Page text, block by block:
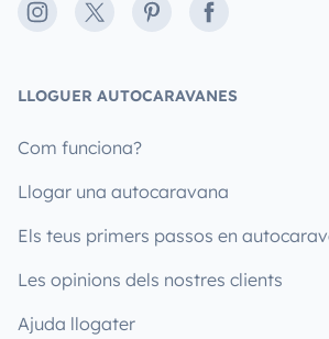
Instagram
X PinterestFacebook
LLOGUER AUTOCARAVANES
Com funciona?
Llogar una autocaravana
Els teus primers passos en
Les opinions dels nostres clients
Ajuda llogater